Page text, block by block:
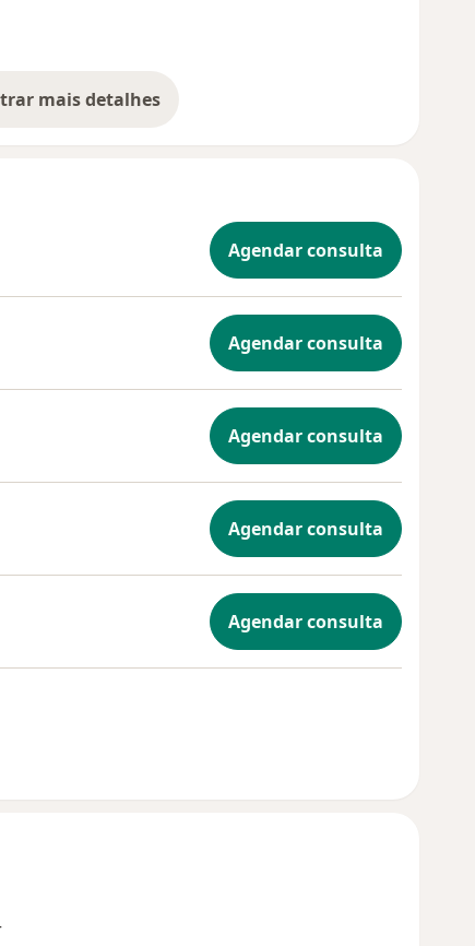
mais detalhes
sobre a experiência
Agendar consulta
Agendar consulta
Agendar consulta
Agendar consulta
Agendar consulta